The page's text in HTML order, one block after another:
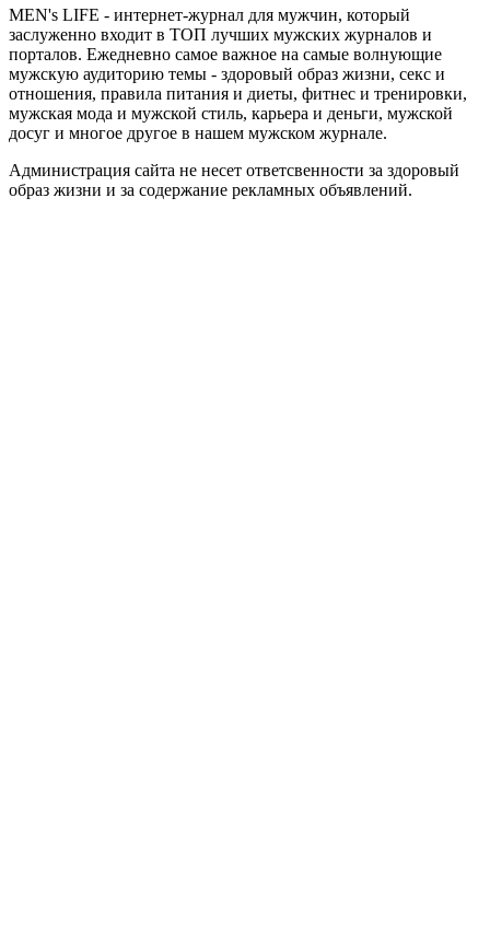
MEN's LIFE - интернет-журнал для мужчин, который
заслуженно входит в ТОП лучших мужских журналов и
порталов. Ежедневно самое важное на самые волнующие
мужскую аудиторию темы - здоровый образ жизни, секс и
отношения, правила питания и диеты, фитнес и тренировки,
мужская мода и мужской стиль, карьера и деньги, мужской
досуг и многое другое в нашем мужском журнале.
Администрация сайта не несет ответсвенности за здоровый
образ жизни и за содержание рекламных объявлений.